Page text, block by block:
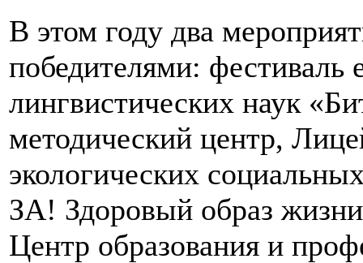
В этом году два
победителями: фестиваль
лингвистических наук
методический центр,
экологических
ЗА! Здоровый образ
Центр образования и